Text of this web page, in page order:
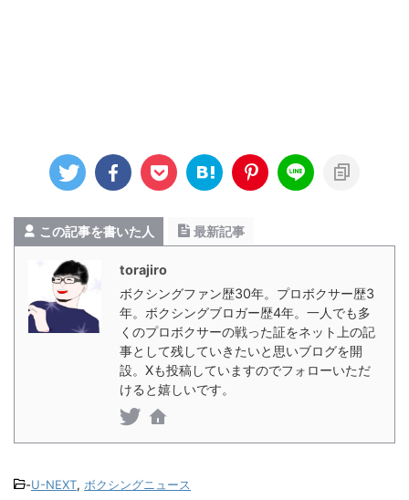
この記事を書いた人 最新記事
torajiro
ボクシングファン歴30年。プロボクサー歴3
年。ボクシングブロガー歴4年。一人でも多
くのプロボクサーの戦った証をネット上の記
事として残していきたいと思いブログを開
設。Xも投稿していますのでフォローいただ
けると嬉しいです。
-U-NEXT, ボクシングニュース